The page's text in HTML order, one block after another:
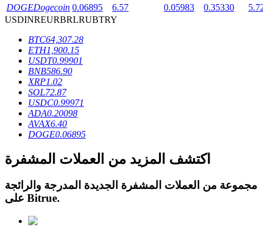
القروض
خدمة الاقتراض المدعومة بالعملات المشفرة
DOGEDogecoin 0.06895 6.57 0.05983 0.35330
USDINREURBRLRUBTRY
BTC64,307.28
ETH1,900.15
USDT0.99901
BNB586.90
XRP1.02
SOL72.87
USDC0.99971
ADA0.20098
AVAX6.40
DOGE0.06895
اكتشف المزيد من العملات المشفرة
مجموعة من العملات المشفرة الجديدة المدرجة والرائجة
Bitrue.